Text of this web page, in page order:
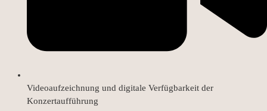
Videoaufzeichnung und digitale Verfügbarkeit der
Konzertaufführung